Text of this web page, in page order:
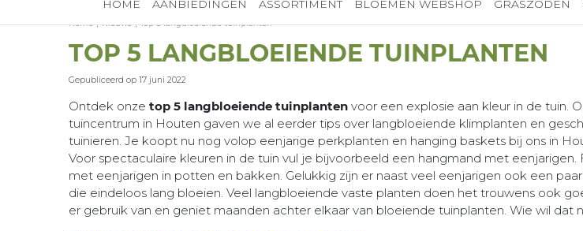
Home Nieuws Top 5 langbloeiende tuinplanten
HOME AANBIEDINGEN ASSORTIMENT BLOEMEN WEBSHOP GRASZODEN
TOP 5 LANGBLOEIENDE TUINPLANTEN
Gepubliceerd op 17 juni 2022
Ontdek onze top 5 langbloeiende tuinplanten voor een explosie aan kleur in de tuin.
tuincentrum in Houten gaven we al eerder tips over langbloeiende klimplanten en
tuinieren. Je koopt nu nog volop eenjarige perkplanten en hanging baskets bij ons in
Voor spectaculaire kleuren in de tuin vul je bijvoorbeeld een hangmand met eenjarigen.
met eenjarigen in potten en bakken. Gelukkig zijn er naast veel eenjarigen ook een
die eindeloos lang bloeien. Veel langbloeiende vaste planten doen het trouwens ook
er gebruik van en geniet maanden achter elkaar van bloeiende tuinplanten. Wie wil dat